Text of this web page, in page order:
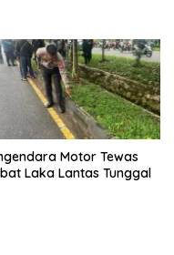
Motor Tewas
Laka Lantas Tunggal